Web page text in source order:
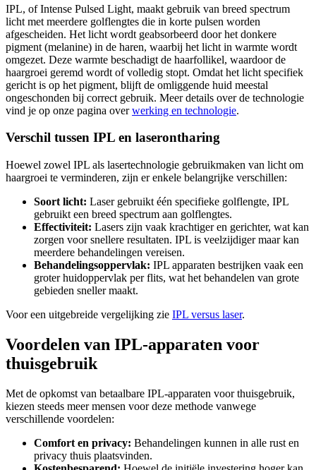
IPL, of Intense Pulsed Light, maakt gebruik van breed spectrum
licht met meerdere golflengtes die in korte pulsen worden
afgescheiden. Het licht wordt geabsorbeerd door het donkere
pigment (melanine) in de haren, waarbij het licht in warmte wordt
omgezet. Deze warmte beschadigt de haarfollikel, waardoor de
haargroei geremd wordt of volledig stopt. Omdat het licht specifiek
gericht is op het pigment, blijft de omliggende huid meestal
ongeschonden bij correct gebruik. Meer details over de technologie
vind je op onze pagina overwerking en technologie.
Verschil tussen IPL en laserontharing
Hoewel zowel IPL als lasertechnologie gebruikmaken van licht om
haargroei te verminderen, zijn er enkele belangrijke verschillen:
Soort licht: Laser gebruikt één specifieke golflengte, IPL
gebruikt een breed spectrum aan golflengtes.
Effectiviteit: Lasers zijn vaak krachtiger en gerichter, wat kan
zorgen voor snellere resultaten. IPL is veelzijdiger maar kan
meerdere behandelingen vereisen.
Behandelingsoppervlak: IPL apparaten bestrijken vaak een
groter huidoppervlak per flits, wat het behandelen van grote
gebieden sneller maakt.
Voor een uitgebreide vergelijking zie IPL versus laser.
Voordelen van IPL-apparaten voor
thuisgebruik
Met de opkomst van betaalbare IPL-apparaten voor thuisgebruik,
kiezen steeds meer mensen voor deze methode vanwege
verschillende voordelen:
Comfort en privacy: Behandelingen kunnen in alle rust en
privacy thuis plaatsvinden.